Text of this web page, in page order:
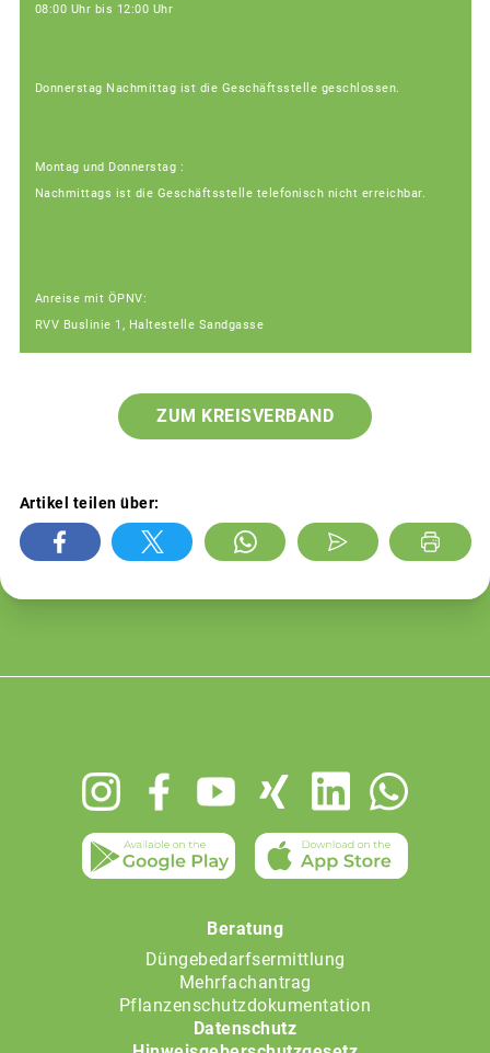
08:00 Uhr bis 12:00 Uhr
Donnerstag Nachmittag ist die Geschäftsstelle geschlossen.
Montag und Donnerstag :
Nachmittags ist die Geschäftsstelle telefonisch nicht erreichbar.
Anreise mit ÖPNV:
RVV Buslinie 1, Haltestelle Sandgasse
ZUM KREISVERBAND
Artikel teilen über:
Beratung
Düngebedarfsermittlung
Mehrfachantrag
Pflanzenschutzdokumentation
Datenschutz